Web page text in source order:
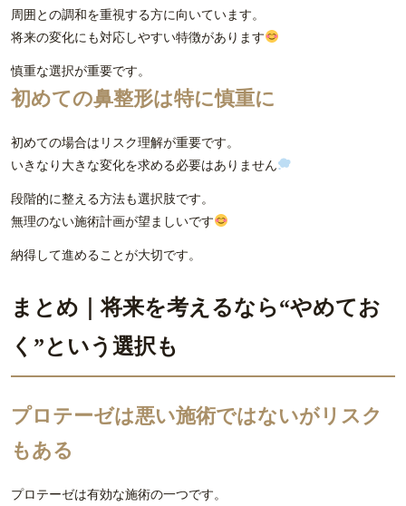
周囲との調和を重視する方に向いています。
将来の変化にも対応しやすい特徴があります
慎重な選択が重要です。
初めての鼻整形は特に慎重に
初めての場合はリスク理解が重要です。
いきなり大きな変化を求める必要はありません
段階的に整える方法も選択肢です。
無理のない施術計画が望ましいです
納得して進めることが大切です。
まとめ｜将来を考えるなら“やめてお
く”という選択も
プロテーゼは悪い施術ではないがリスク
もある
プロテーゼは有効な施術の一つです。